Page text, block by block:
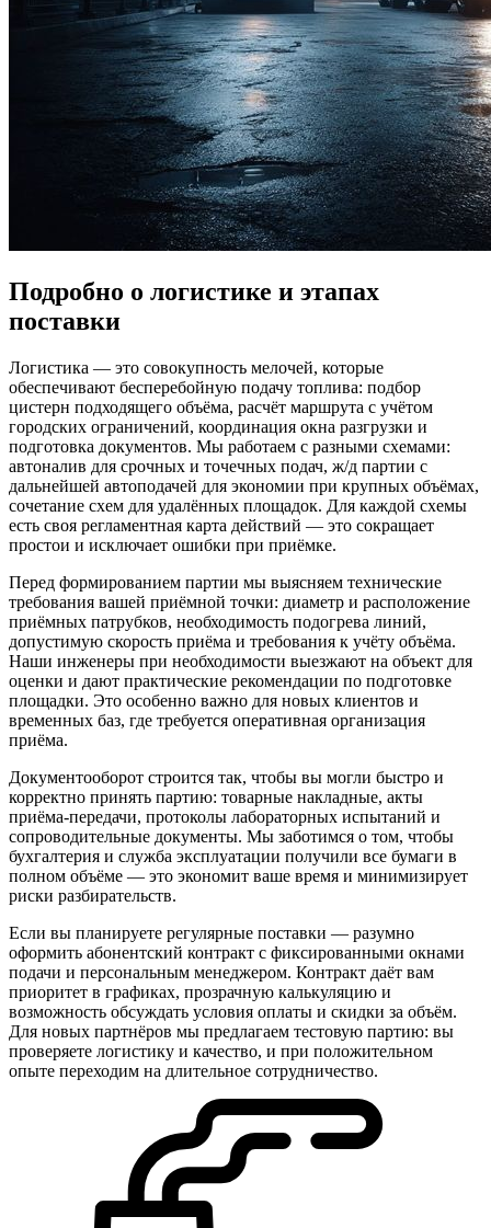
Подробно о логистике и этапах
поставки
Логистика — это совокупность мелочей, которые
обеспечивают бесперебойную подачу топлива: подбор
цистерн подходящего объёма, расчёт маршрута с учётом
городских ограничений, координация окна разгрузки и
подготовка документов. Мы работаем с разными схемами:
автоналив для срочных и точечных подач, ж/д партии с
дальнейшей автоподачей для экономии при крупных объёмах,
сочетание схем для удалённых площадок. Для каждой схемы
есть своя регламентная карта действий — это сокращает
простои и исключает ошибки при приёмке.
Перед формированием партии мы выясняем технические
требования вашей приёмной точки: диаметр и расположение
приёмных патрубков, необходимость подогрева линий,
допустимую скорость приёма и требования к учёту объёма.
Наши инженеры при необходимости выезжают на объект для
оценки и дают практические рекомендации по подготовке
площадки. Это особенно важно для новых клиентов и
временных баз, где требуется оперативная организация
приёма.
Документооборот строится так, чтобы вы могли быстро и
корректно принять партию: товарные накладные, акты
приёма-передачи, протоколы лабораторных испытаний и
сопроводительные документы. Мы заботимся о том, чтобы
бухгалтерия и служба эксплуатации получили все бумаги в
полном объёме — это экономит ваше время и минимизирует
риски разбирательств.
Если вы планируете регулярные поставки — разумно
оформить абонентский контракт с фиксированными окнами
подачи и персональным менеджером. Контракт даёт вам
приоритет в графиках, прозрачную калькуляцию и
возможность обсуждать условия оплаты и скидки за объём.
Для новых партнёров мы предлагаем тестовую партию: вы
проверяете логистику и качество, и при положительном
опыте переходим на длительное сотрудничество.